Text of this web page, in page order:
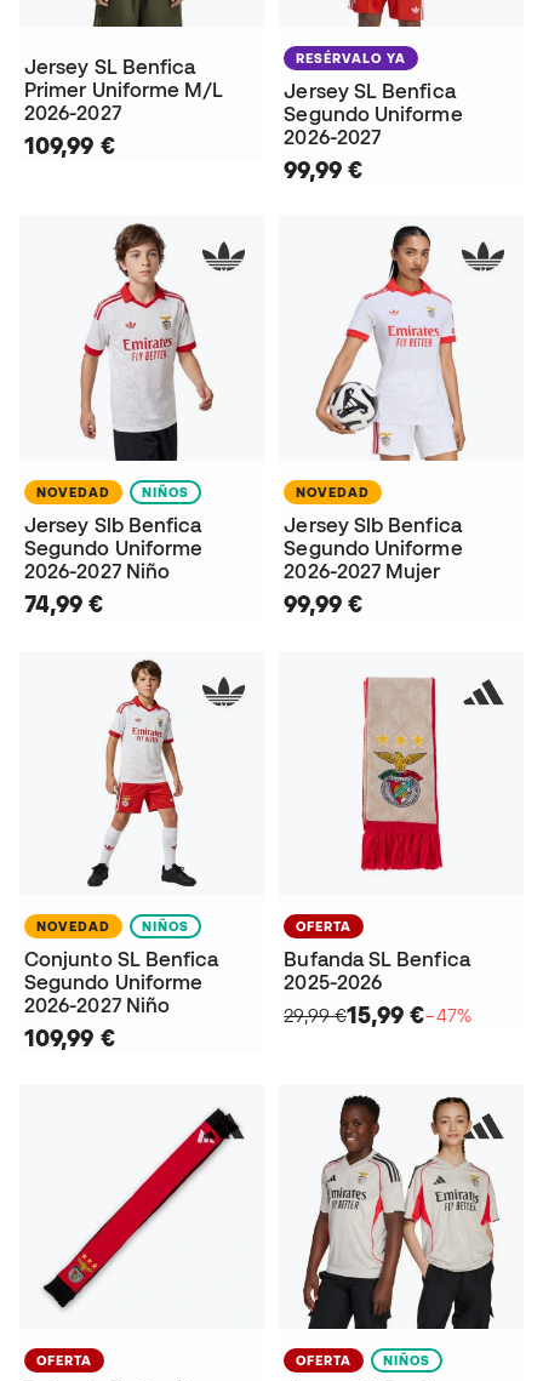
Jersey SL Benfica
Primer Uniforme M/L
2026-2027
109,99 €
RESÉRVALO YA
Jersey SL Benfica
Segundo Uniforme
2026-2027
99,99 €
NOVEDAD NIÑOS
Jersey Slb Benfica
Segundo Uniforme
2026-2027 Niño
74,99 €
NOVEDAD
Jersey Slb Benfica
Segundo Uniforme
2026-2027 Mujer
99,99 €
NOVEDAD NIÑOS
Conjunto SL Benfica
Segundo Uniforme
2026-2027 Niño
109,99 €
OFERTA
Bufanda SL Benfica
2025-2026
29,99 €15,99 €−47%
OFERTA OFERTA NIÑOS